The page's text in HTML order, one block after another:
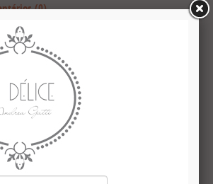
(0)
com ganache de vinho do porto: com
doceira Andrea Gatti, tem tudo para se
marca. com cobertura do puro
e frutas secas.